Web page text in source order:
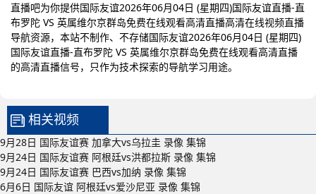
直播吧为你提供国际友谊2026年06月04日 (星期四)国际友谊直播-直
布罗陀 VS 英属维尔京群岛免费在线观看高清直播高清在线视频直播
导航资源，本站不制作、不存储国际友谊2026年06月04日 (星期四)
国际友谊直播-直布罗陀 VS 英属维尔京群岛免费在线观看高清直播
的高清直播信号，只作为技术探索的导航学习用途。
相关视频
9月28日 国际友谊赛 加拿大vs乌拉圭 录像 集锦
9月24日 国际友谊赛 阿根廷vs洪都拉斯 录像 集锦
9月24日 国际友谊赛 巴西vs加纳 录像 集锦
6月6日 国际友谊 阿根廷vs爱沙尼亚 录像 集锦